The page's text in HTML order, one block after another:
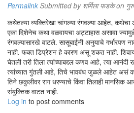
Permalink Submitted by शर्मिला फडकेon
कथेतल्या व्यक्तिरेखा चांगल्या रंगवल्या आहेत,
एका दिशेनेच कथा वळवायचा अट्टाहास असावा
रंगवल्यासारखे वाटले. सासूबाईंनी अनुयाचे गर्भारपण
नाही. फक्त डिप्रेशन हे कारण असू शकत नाही.
घेतली तरी तिला त्यांच्याबद्दल कणव आहे, त्या आनंदी
त्यांच्यात गुंतली आहे, तिचे भावबंध जुळले आहेत असं
तिने छकुलीवर राग धरण्याचे किंवा तिलाही
संयुक्तिक वाटत नाही.
Log in to post comments